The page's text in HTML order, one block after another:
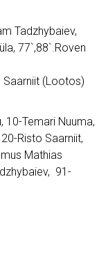
Tadzhybaiev,
77`,88`.Roven
(Lootos)
10-Temari Nuuma,
Risto Saarniit,
Mathias
91-